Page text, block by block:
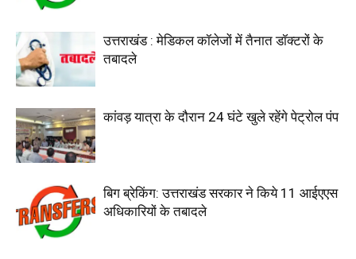
उत्तराखंड : मेडिकल कॉलेजों में तैनात डॉक्टरों के
तबादले
कांवड़ यात्रा के दौरान 24 घंटे खुले रहेंगे पेट्रोल पंप
बिग ब्रेकिंग: उत्तराखंड सरकार ने किये 11 आईएएस
अधिकारियों के तबादले